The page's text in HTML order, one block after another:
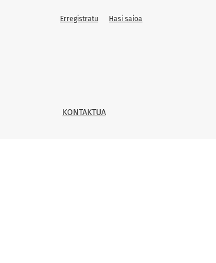
KONTAKTUA
Erregistratu Hasi saioa